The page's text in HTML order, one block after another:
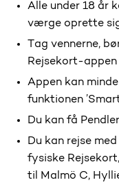
Alle under 18 år
værge oprette
Tag vennerne,
Rejsekort-appen
Appen kan
funktionen
Du kan få
Du kan rejse
fysiske
til Malmö C,